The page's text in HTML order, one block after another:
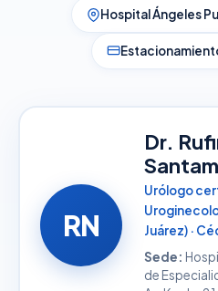
Hospital Ángeles
RN
Dr.
Urólogo
Juárez) ·
Sede:
de